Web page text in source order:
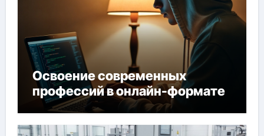
Освоение современных
профессий в онлайн-формате